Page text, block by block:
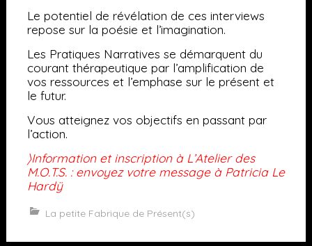
Le potentiel de révélation de ces interviews
repose sur la poésie et l’imagination.
Les Pratiques Narratives se démarquent du
courant thérapeutique par l’amplification de
vos ressources et l’emphase sur le présent et
le futur.
Vous atteignez vos objectifs en passant par
l’action.
〉Information et inscription à L’Atelier des
M.O.T.S. : envoyez votre message à Patricia Le
Hardÿ
La petite Fabrique de Présent(s)